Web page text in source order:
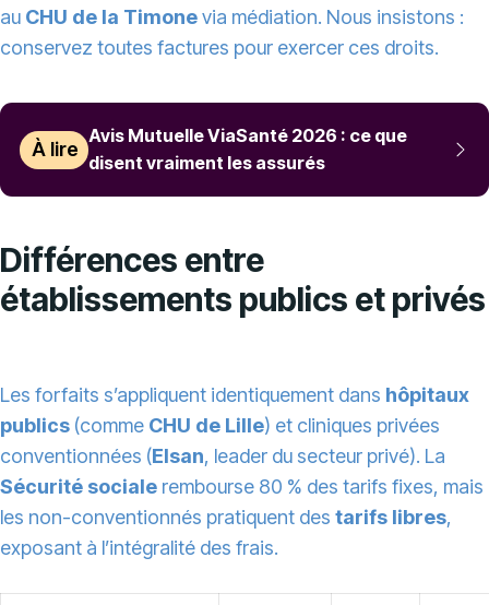
au CHU de la Timonevia médiation. Nous insistons :
conservez toutes factures pour exercer ces droits.
À lire
Avis Mutuelle ViaSanté 2026 : ce que
disent vraiment les assurés
Différences entre
établissements publics et privés
Les forfaits s’appliquent identiquement dans hôpitaux
publics (comme CHU de Lille) et cliniques privées
conventionnées (Elsan, leader du secteur privé). La
Sécurité sociale rembourse 80 % des tarifs fixes, mais
les non-conventionnés pratiquent des tarifs libres,
exposant à l’intégralité des frais.